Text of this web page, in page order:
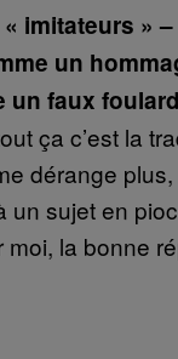
imitateurs » –
un
un faux
ça c’est la
dérange plus,
un sujet en
la bonne